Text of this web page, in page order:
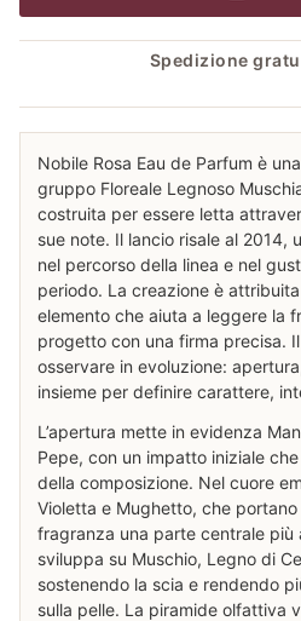
Spedizione
Nobile Rosa Eau de Parfum è
gruppo Floreale Legnoso
costruita per essere letta
sue note. Il lancio risale al 2014,
nel percorso della linea e nel
periodo. La creazione è
elemento che aiuta a leggere la
progetto con una firma precisa.
osservare in evoluzione:
insieme per definire carattere,
L’apertura mette in evidenza
Pepe, con un impatto iniziale
della composizione. Nel cuore
Violetta e Mughetto, che
fragranza una parte centrale più
sviluppa su Muschio, Legno di
sostenendo la scia e rendendo
sulla pelle. La piramide olfattiva